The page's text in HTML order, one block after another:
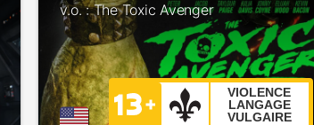
v.o. : The Toxic Avenger
VIOLENCE
LANGAGE
VULGAIRE